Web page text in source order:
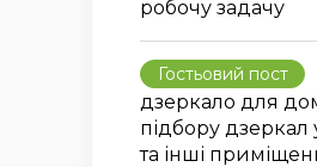
робочу задачу
Гостьовий пост
дзеркало для
підбору дзеркал
та інші